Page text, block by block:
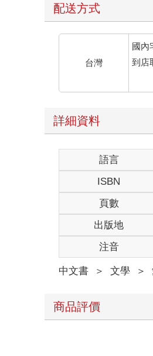
少年榮耀歸來，比全世
孟冰雨摀著唇，終於任
她平日很少有時間放任
只有隔著舞台和萬人的
從最一開始的動情漸
她乾脆往外退開，孤身
搖滾區又被稱為魚池
和粉絲們相比，她對姜
孟冰雨深深看向台上的
但姜炎溪遲遲沒有靠近
熱烈的氛圍牽引著孟
真實。
即使為了剪影片已經看
看演唱會就像掉進一場
「下一首歌，對我們來
隊長微笑地走到延伸舞
「大家知道吧，我們是
都非常珍惜，畢竟誰知
演員等其他演藝人員尚
團員們紛紛在隊長身邊
聯繫信函都沒有收到回
奇蹟隊員們一起鞠躬
配送方式
台灣
國內
到店
詳細資料
語言
ISBN
頁數
出版地
注音
中文書 ＞ 文學 ＞
商品評價